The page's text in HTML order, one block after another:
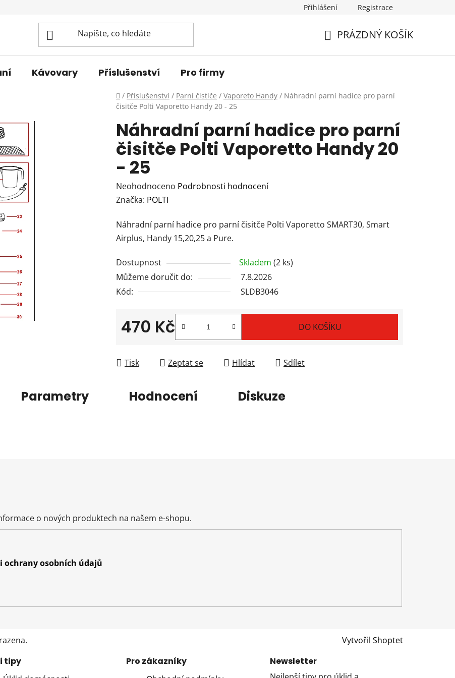
Přihlášení Registrace
PRÁZDNÝ KOŠÍK
Kávovary Příslušenství Pro firmy
Domů
/ Příslušenství / Parní čističe / Vaporeto Handy / Náhradní parní hadice pro parní
čisitče Polti Vaporetto Handy 20 - 25
Náhradní parní hadice pro parní
čisitče Polti Vaporetto Handy 20
- 25
Průměrné
hodnocení
je
0,0
5
hvězdiček.
Neohodnoceno Podrobnosti hodnocení
Značka: POLTI
Náhradní parní hadice pro parní čisitče Polti Vaporetto SMART30, Smart
Airplus, Handy 15,20,25 a Pure.
Dostupnost Skladem (2 ks)
Můžeme doručit do:
7.8.2026
Kód:
SLDB3046
470 Kč DO KOŠÍKU
Tisk Zeptat se Hlídat Sdílet
Parametry Hodnocení Diskuze
o nových produktech na našem e-shopu.
ochrany osobních údajů
Vytvořil Shoptet
tipy Pro zákazníky Newsletter